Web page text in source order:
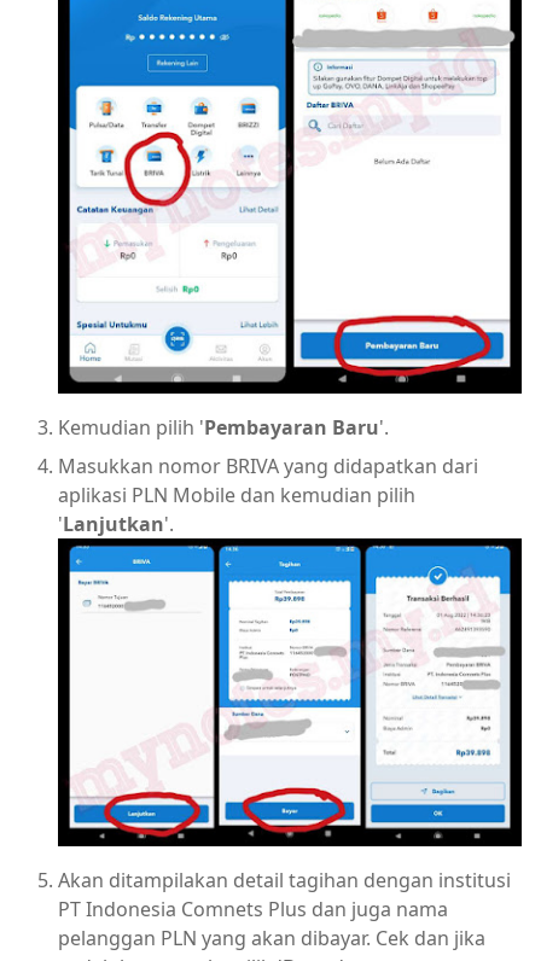
Kemudian pilih 'Pembayaran Baru'.
Masukkan nomor BRIVA yang didapatkan dari
aplikasi PLN Mobile dan kemudian pilih
'Lanjutkan'.
Akan ditampilakan detail tagihan dengan institusi
PT Indonesia Comnets Plus dan juga nama
pelanggan PLN yang akan dibayar. Cek dan jika